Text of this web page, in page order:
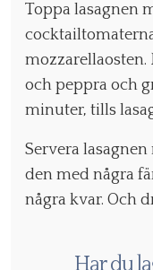
Toppa lasagnen
mozzarellaosten.
och peppra och
minuter, tills
Servera
den med några
några kvar. Och
Har du